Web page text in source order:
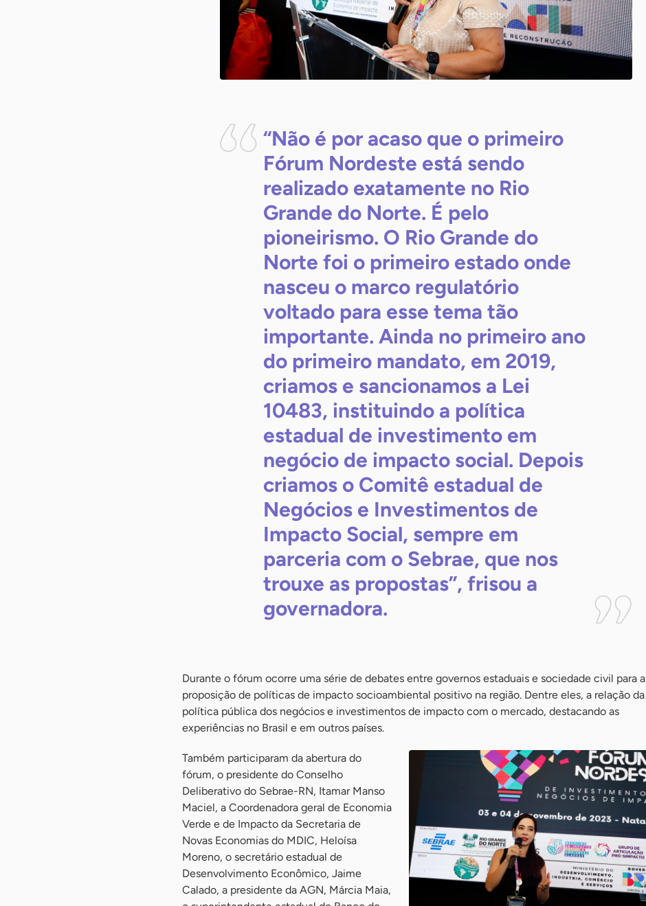
“Não é por acaso que o primeiro
Fórum Nordeste está sendo
realizado exatamente no Rio
Grande do Norte. É pelo
pioneirismo. O Rio Grande do
Norte foi o primeiro estado onde
nasceu o marco regulatório
voltado para esse tema tão
importante. Ainda no primeiro ano
do primeiro mandato, em 2019,
criamos e sancionamos a Lei
10483, instituindo a política
estadual de investimento em
negócio de impacto social. Depois
criamos o Comitê estadual de
Negócios e Investimentos de
Impacto Social, sempre em
parceria com o Sebrae, que nos
trouxe as propostas”, frisou a
governadora.
Durante o fórum ocorre uma série de debates entre governos estaduais e sociedade civil para a
proposição de políticas de impacto socioambiental positivo na região. Dentre eles, a relação da
política pública dos negócios e investimentos de impacto com o mercado, destacando as
experiências no Brasil e em outros países.
Também participaram da abertura do
fórum, o presidente do Conselho
Deliberativo do Sebrae-RN, Itamar Manso
Maciel, a Coordenadora geral de Economia
Verde e de Impacto da Secretaria de
Novas Economias do MDIC, Heloísa
Moreno, o secretário estadual de
Desenvolvimento Econômico, Jaime
Calado, a presidente da AGN, Márcia Maia,